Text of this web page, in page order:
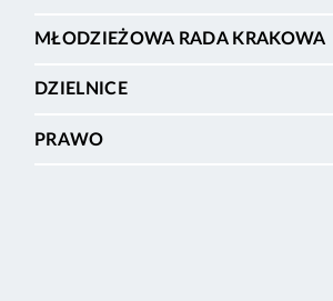
MŁODZIEŻOWA RADA KRAKOWA
DZIELNICE
PRAWO